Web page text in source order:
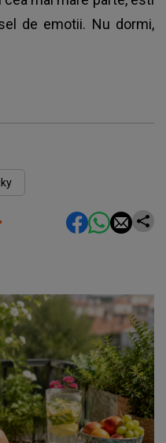
de emotii. Nu dormi,